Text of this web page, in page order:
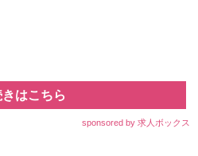
はこちら
sponsored by 求人ボックス